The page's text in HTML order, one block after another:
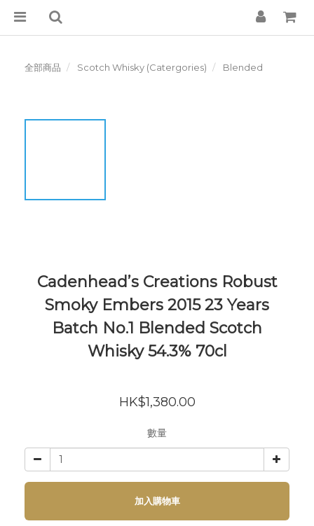
全部商品 Scotch Whisky (Catergories) Blended
Cadenhead’s Creations Robust
Smoky Embers 2015 23 Years
Batch No.1 Blended Scotch
Whisky 54.3% 70cl
HK$1,380.00
數量
加入購物車